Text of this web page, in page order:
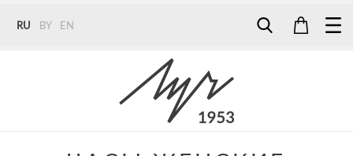
RU BY EN
+375 (29) 272 51 56